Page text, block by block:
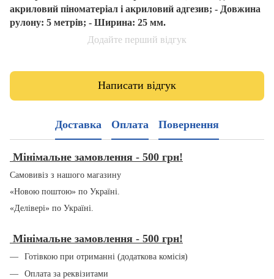
акриловий піноматеріал і акриловий адгезив; - Довжина
рулону: 5 метрів; - Ширина: 25 мм.
Додайте перший відгук
Написати відгук
Доставка Оплата Повернення
Мінімальне замовлення - 500 грн!
Самовивіз з нашого магазину
«Новою поштою» по Україні.
«Делівері» по Україні.
Мінімальне замовлення - 500 грн!
Готівкою при отриманні (додаткова комісія)
Оплата за реквізитами